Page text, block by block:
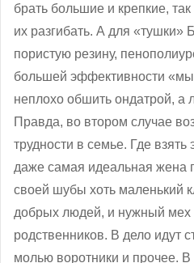
брать большие и крепкие,
их разгибать. А для «тушки»
пористую резину,
большей эффективности
неплохо обшить ондатрой, а
Правда, во втором случае
трудности в семье. Где взять
даже самая идеальная жена
своей шубы хоть маленький
добрых людей, и нужный мех
родственников. В дело идут
молью воротники и прочее.